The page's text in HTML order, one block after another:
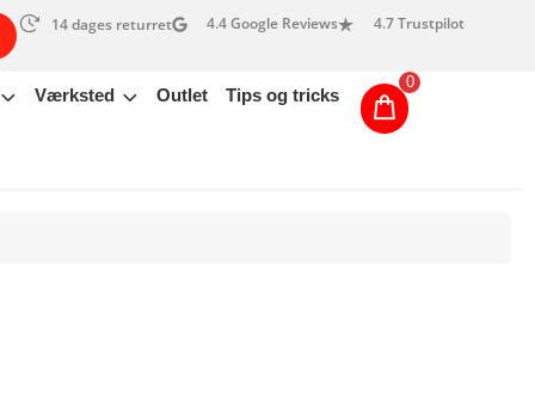
14 dages returret 4.4 Google Reviews 4.7 Trustpilot
Værksted Outlet Tips og tricks
0